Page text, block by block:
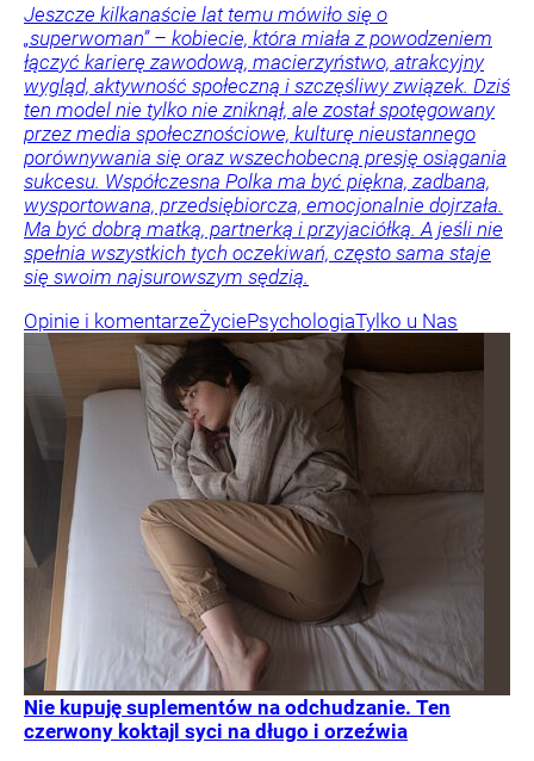
Jeszcze kilkanaście lat temu mówiło się o
„superwoman” – kobiecie, która miała z powodzeniem
łączyć karierę zawodową, macierzyństwo, atrakcyjny
wygląd, aktywność społeczną i szczęśliwy związek. Dziś
ten model nie tylko nie zniknął, ale został spotęgowany
przez media społecznościowe, kulturę nieustannego
porównywania się oraz wszechobecną presję osiągania
sukcesu. Współczesna Polka ma być piękna, zadbana,
wysportowana, przedsiębiorcza, emocjonalnie dojrzała.
Ma być dobrą matką, partnerką i przyjaciółką. A jeśli nie
spełnia wszystkich tych oczekiwań, często sama staje
się swoim najsurowszym sędzią.
Opinie i komentarzeŻyciePsychologiaTylko u Nas
Nie kupuję suplementów na odchudzanie. Ten
czerwony koktajl syci na długo i orzeźwia